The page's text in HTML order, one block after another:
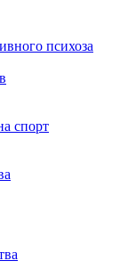
психоза
спорт